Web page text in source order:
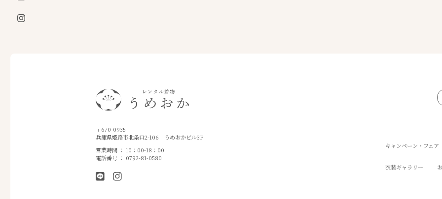
〒670-0935
兵庫県姫路市北条口2-106
うめおかビル3F
営業時間 ： 10：00-18：00
電話番号 ： 0792-81-0580
キャンペーン・フェア
衣装ギャラリー